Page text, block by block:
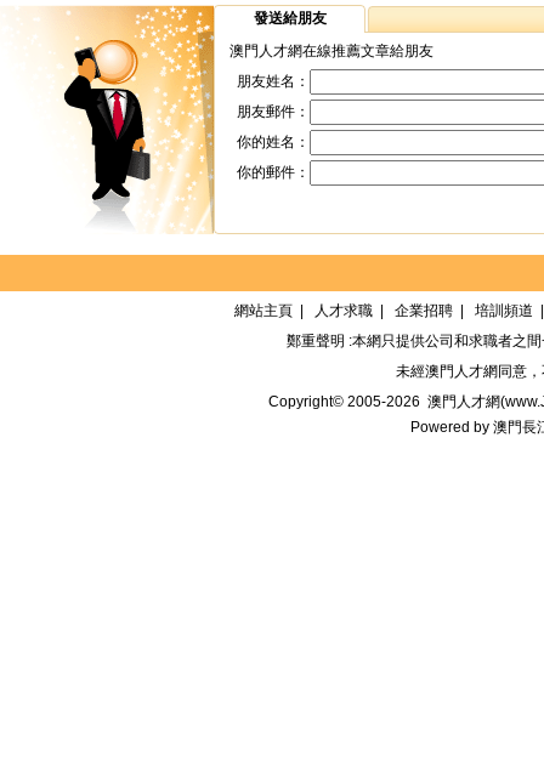
發送給朋友
澳門人才網在線推薦文章給朋友
朋友姓名：
朋友郵件：
你的姓名：
你的郵件：
網站主頁 人才求職 企業招聘 培訓頻道
鄭重聲明 :本網只提供公司和求職者之
未經澳門人才網 同意
Copyright© 2005-2026 澳門人才網
Powered by 澳門長